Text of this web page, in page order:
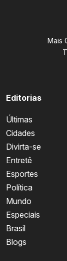
Mais
Editorias
Últimas
Cidades
Divirta-se
Entretê
Esportes
Política
Mundo
Especiais
Brasil
Blogs